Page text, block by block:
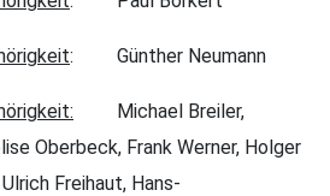
: Günther Neumann
Michael Breiler,
Oberbeck, Frank Werner, Holger
Ulrich Freihaut, Hans-